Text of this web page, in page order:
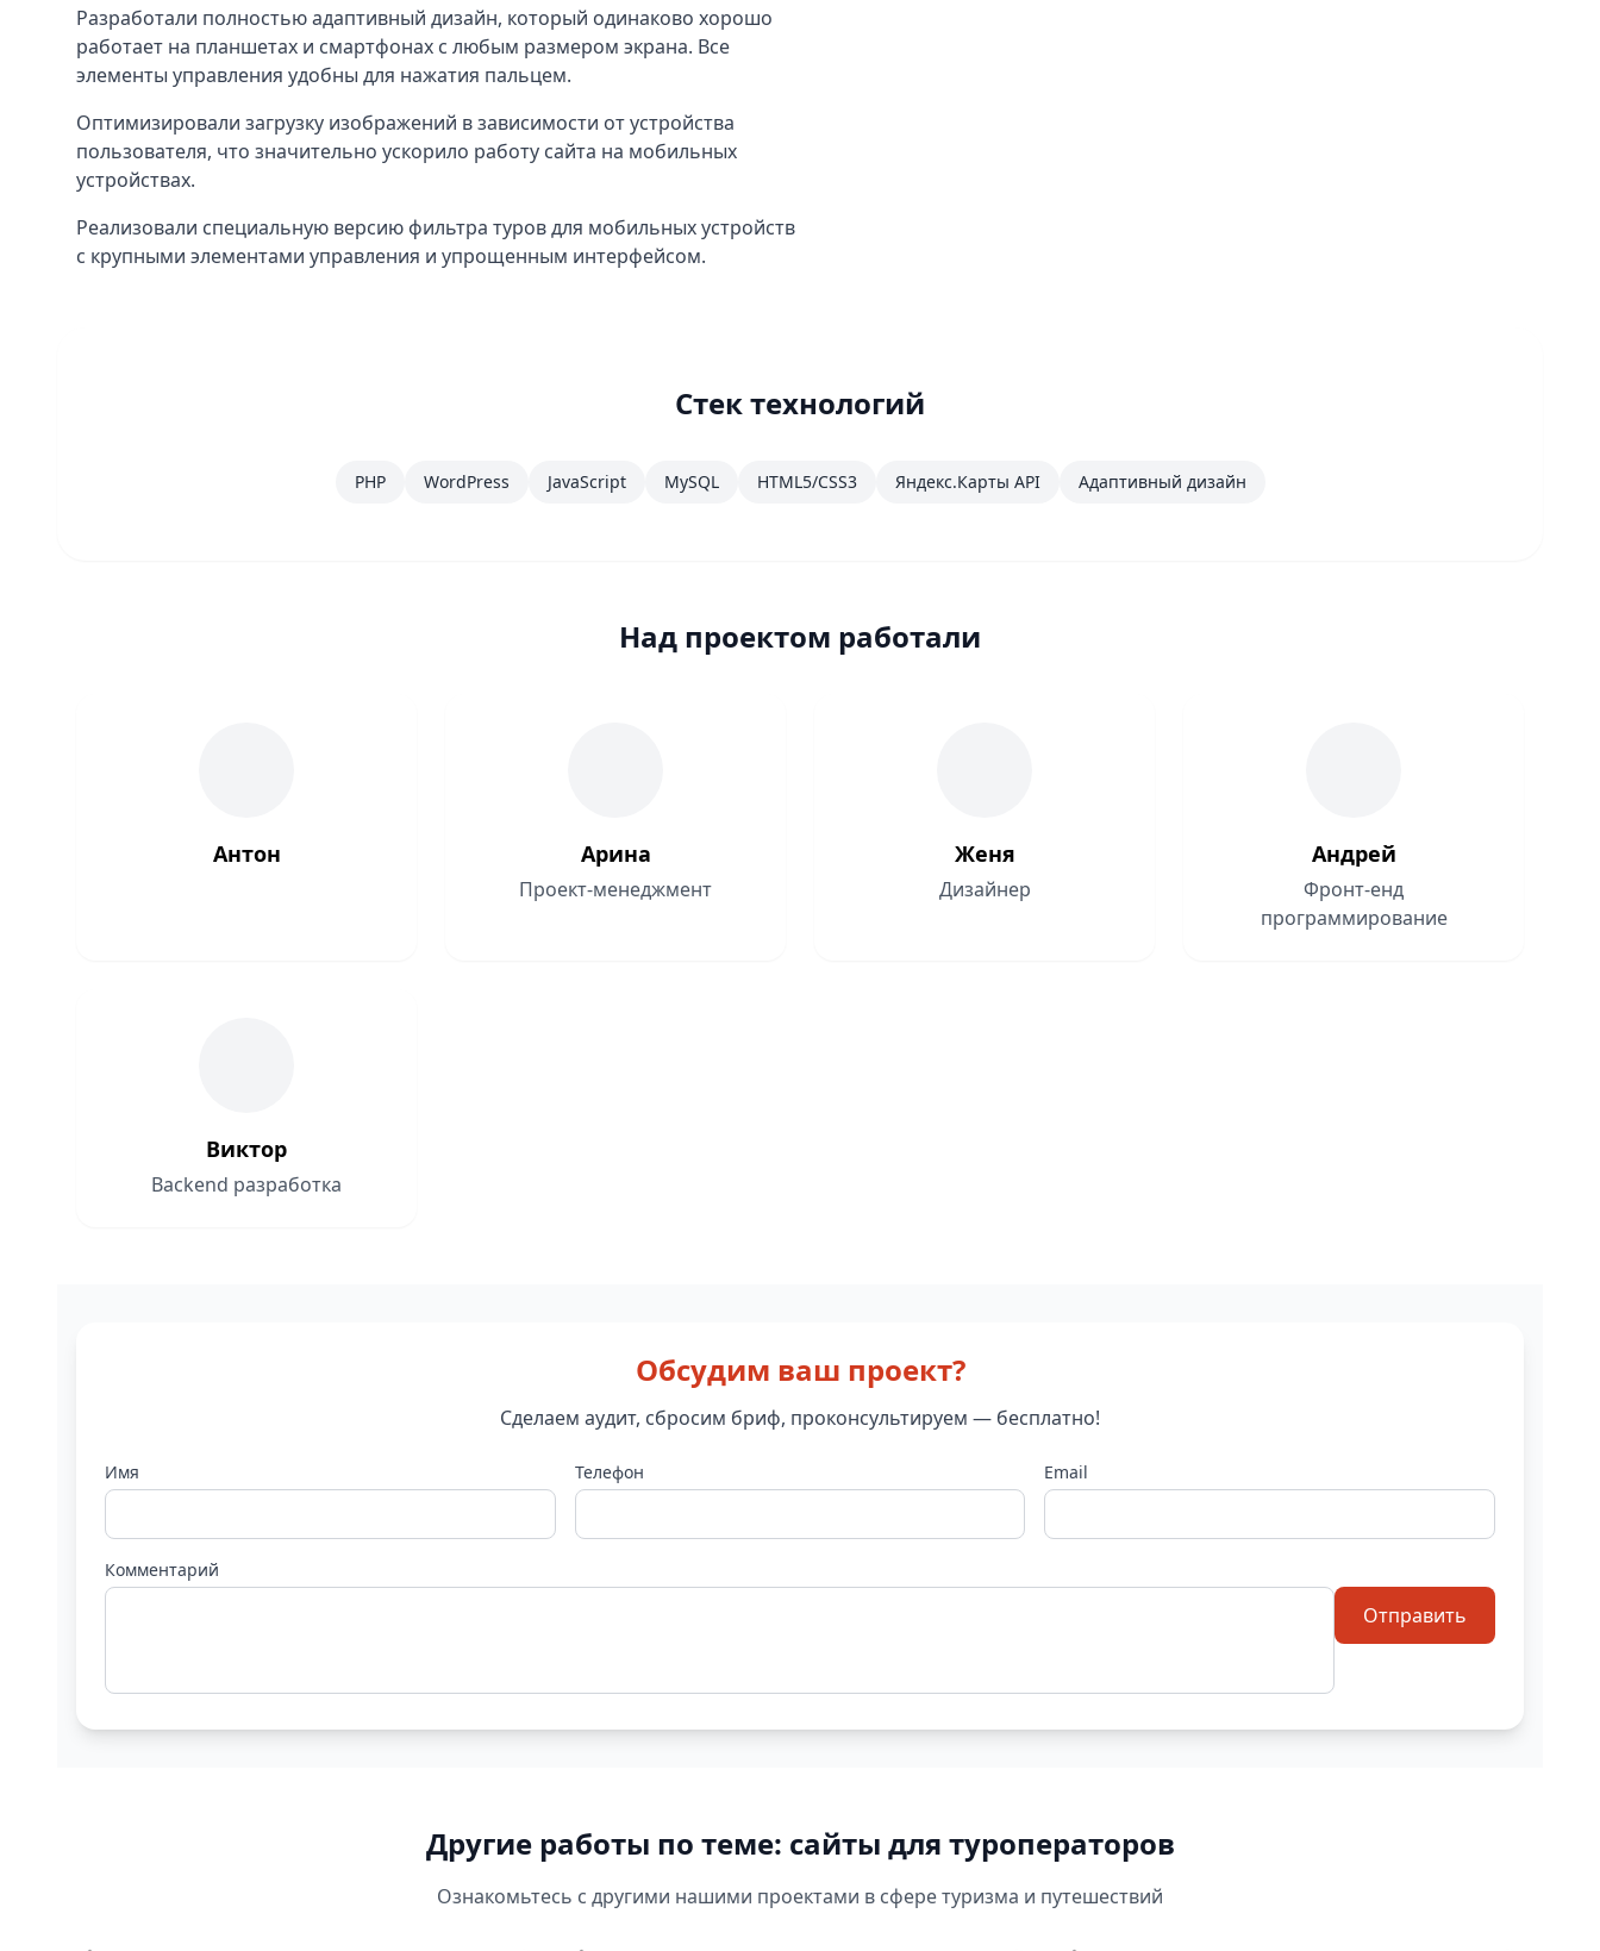
Разработали полностью адаптивный дизайн, который одинаково хорошо
работает на планшетах и смартфонах с любым размером экрана. Все
элементы управления удобны для нажатия пальцем.
Оптимизировали загрузку изображений в зависимости от устройства
пользователя, что значительно ускорило работу сайта на мобильных
устройствах.
Реализовали специальную версию фильтра туров для мобильных устройств
с крупными элементами управления и упрощенным интерфейсом.
Стек технологий
PHP WordPress JavaScript MySQL HTML5/CSS3 Яндекс.Карты API Адаптивный дизайн
Над проектом работали
Антон Арина
Проект-менеджмент
Женя
Дизайнер
Андрей
Фронт-енд
программирование
Виктор
Backend разработка
Обсудим ваш проект?
Сделаем аудит, сбросим бриф, проконсультируем — бесплатно!
Имя Телефон Email
Комментарий
Отправить
Другие работы по теме: сайты для туроператоров
Ознакомьтесь с другими нашими проектами в сфере туризма и путешествий